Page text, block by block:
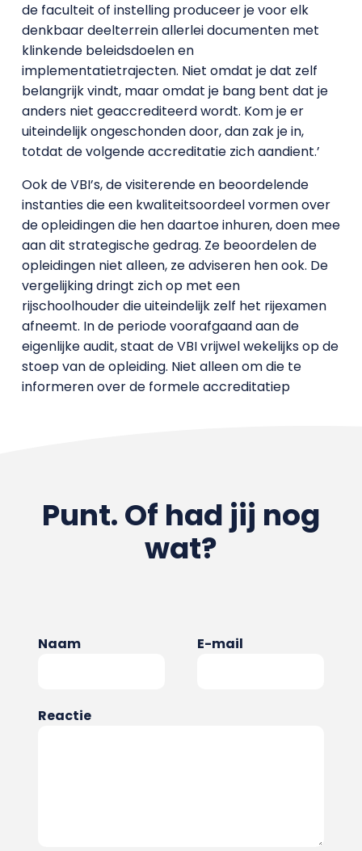
de faculteit of instelling produceer je voor elk
denkbaar deelterrein allerlei documenten met
klinkende beleidsdoelen en
implementatietrajecten. Niet omdat je dat zelf
belangrijk vindt, maar omdat je bang bent dat je
anders niet geaccrediteerd wordt. Kom je er
uiteindelijk ongeschonden door, dan zak je in,
totdat de volgende accreditatie zich aandient.’
Ook de VBI’s, de visiterende en beoordelende
instanties die een kwaliteitsoordeel vormen over
de opleidingen die hen daartoe inhuren, doen mee
aan dit strategische gedrag. Ze beoordelen de
opleidingen niet alleen, ze adviseren hen ook. De
vergelijking dringt zich op met een
rijschoolhouder die uiteindelijk zelf het rijexamen
afneemt. In de periode voorafgaand aan de
eigenlijke audit, staat de VBI vrijwel wekelijks op de
stoep van de opleiding. Niet alleen om die te
informeren over de formele accreditatiep
Punt. Of had jij nog
wat?
Naam E-mail
Reactie